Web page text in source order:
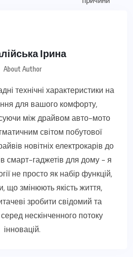
Ірина
About Author
технічні характеристики на
для вашого комфорту,
між драйвом авто-мото
світом побутової
новітніх електрокарів до
смарт-гаджетів для дому - я
не просто як набір функцій,
що змінюють якість життя,
зробити свідомий та
нескінченного потоку
інновацій.